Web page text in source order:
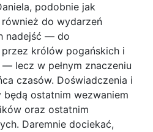
podobnie jak
do wydarzeń
nadejść — do
królów pogańskich i
lecz w pełnym znaczeniu
czasów. Doświadczenia i
ostatnim wezwaniem
oraz ostatnim
Daremnie dociekać,